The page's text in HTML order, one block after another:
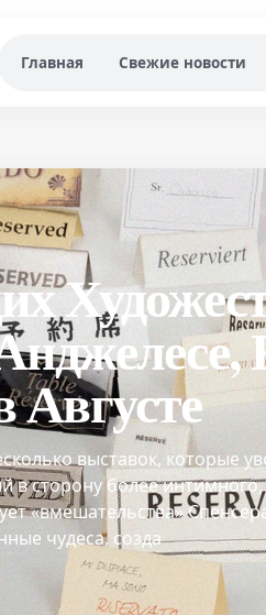
Главная Свежие новости
Августе
выставок, которые
в сторону более
«вмешательства»
чудеса, созда